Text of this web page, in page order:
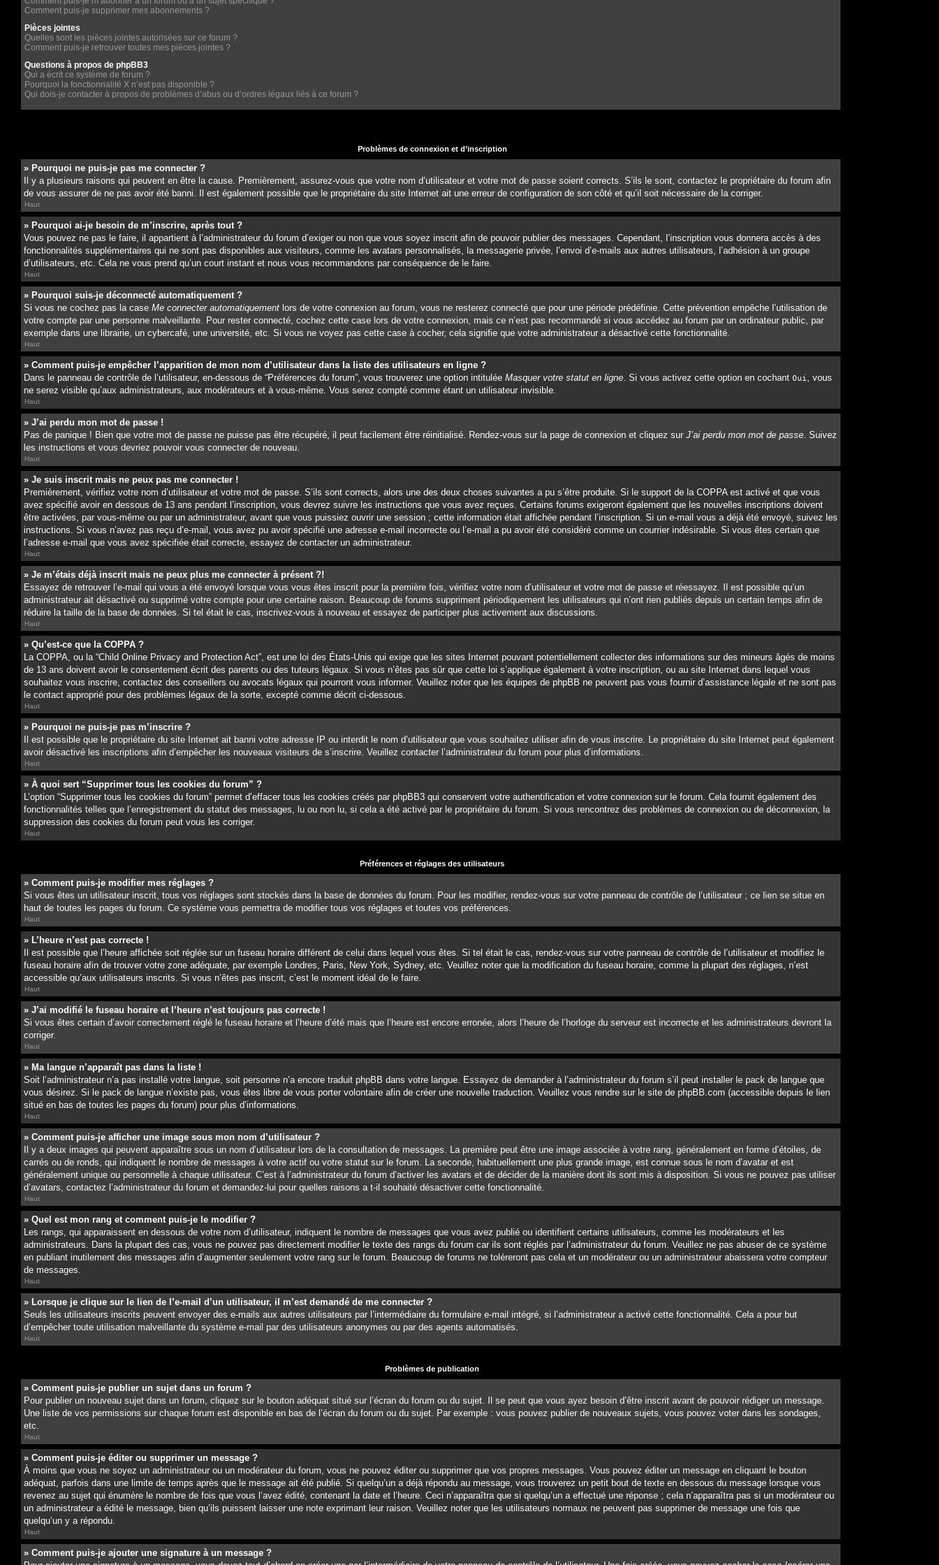
Comment puis-je supprimer mes abonnements ?
Pièces jointes
Quelles sont les pièces jointes autorisées sur ce forum ?
Comment puis-je retrouver toutes mes pièces jointes ?
Questions à propos de phpBB3
Qui a écrit ce système de forum ?
Pourquoi la fonctionnalité X n’est pas disponible ?
Qui dois-je contacter à propos de problèmes d’abus ou d’ordres légaux liés à ce forum ?
Problèmes de connexion et d’inscription
» Pourquoi ne puis-je pas me connecter ?
Il y a plusieurs raisons qui peuvent en être la cause. Premièrement, assurez-vous que votre nom d’utilisateur et votre mot de passe soient corrects. S’ils le sont, contactez le propriétaire du forum afin
de vous assurer de ne pas avoir été banni. Il est également possible que le propriétaire du site Internet ait une erreur de configuration de son côté et qu’il soit nécessaire de la corriger.
Haut
» Pourquoi ai-je besoin de m’inscrire, après tout ?
Vous pouvez ne pas le faire, il appartient à l’administrateur du forum d’exiger ou non que vous soyez inscrit afin de pouvoir publier des messages. Cependant, l’inscription vous donnera accès à des
fonctionnalités supplémentaires qui ne sont pas disponibles aux visiteurs, comme les avatars personnalisés, la messagerie privée, l’envoi d’e-mails aux autres utilisateurs, l’adhésion à un groupe
d’utilisateurs, etc. Cela ne vous prend qu’un court instant et nous vous recommandons par conséquence de le faire.
Haut
» Pourquoi suis-je déconnecté automatiquement ?
Si vous ne cochez pas la case Me connecter automatiquement lors de votre connexion au forum, vous ne resterez connecté que pour une période prédéfinie. Cette prévention empêche l’utilisation de
votre compte par une personne malveillante. Pour rester connecté, cochez cette case lors de votre connexion, mais ce n’est pas recommandé si vous accédez au forum par un ordinateur public, par
exemple dans une librairie, un cybercafé, une université, etc. Si vous ne voyez pas cette case à cocher, cela signifie que votre administrateur a désactivé cette fonctionnalité.
Haut
» Comment puis-je empêcher l’apparition de mon nom d’utilisateur dans la liste des utilisateurs en ligne ?
Dans le panneau de contrôle de l’utilisateur, en-dessous de “Préférences du forum”, vous trouverez une option intitulée Masquer votre statut en ligne. Si vous activez cette option en cochant Oui , vous
ne serez visible qu’aux administrateurs, aux modérateurs et à vous-même. Vous serez compté comme étant un utilisateur invisible.
Haut
» J’ai perdu mon mot de passe !
Pas de panique ! Bien que votre mot de passe ne puisse pas être récupéré, il peut facilement être réinitialisé. Rendez-vous sur la page de connexion et cliquez sur J’ai perdu mon mot de passe. Suivez
les instructions et vous devriez pouvoir vous connecter de nouveau.
Haut
» Je suis inscrit mais ne peux pas me connecter !
Premièrement, vérifiez votre nom d’utilisateur et votre mot de passe. S’ils sont corrects, alors une des deux choses suivantes a pu s’être produite. Si le support de la COPPA est activé et que vous
avez spécifié avoir en dessous de 13 ans pendant l’inscription, vous devrez suivre les instructions que vous avez reçues. Certains forums exigeront également que les nouvelles inscriptions doivent
être activées, par vous-même ou par un administrateur, avant que vous puissiez ouvrir une session ; cette information était affichée pendant l’inscription. Si un e-mail vous a déjà été envoyé, suivez les
instructions. Si vous n’avez pas reçu d’e-mail, vous avez pu avoir spécifié une adresse e-mail incorrecte ou l’e-mail a pu avoir été considéré comme un courrier indésirable. Si vous êtes certain que
l’adresse e-mail que vous avez spécifiée était correcte, essayez de contacter un administrateur.
Haut
» Je m’étais déjà inscrit mais ne peux plus me connecter à présent ?!
Essayez de retrouver l’e-mail qui vous a été envoyé lorsque vous vous êtes inscrit pour la première fois, vérifiez votre nom d’utilisateur et votre mot de passe et réessayez. Il est possible qu’un
administrateur ait désactivé ou supprimé votre compte pour une certaine raison. Beaucoup de forums suppriment périodiquement les utilisateurs qui n’ont rien publiés depuis un certain temps afin de
réduire la taille de la base de données. Si tel était le cas, inscrivez-vous à nouveau et essayez de participer plus activement aux discussions.
Haut
» Qu’est-ce que la COPPA ?
La COPPA, ou la “Child Online Privacy and Protection Act”, est une loi des États-Unis qui exige que les sites Internet pouvant potentiellement collecter des informations sur des mineurs âgés de moins
de 13 ans doivent avoir le consentement écrit des parents ou des tuteurs légaux. Si vous n’êtes pas sûr que cette loi s’applique également à votre inscription, ou au site Internet dans lequel vous
souhaitez vous inscrire, contactez des conseillers ou avocats légaux qui pourront vous informer. Veuillez noter que les équipes de phpBB ne peuvent pas vous fournir d’assistance légale et ne sont pas
le contact approprié pour des problèmes légaux de la sorte, excepté comme décrit ci-dessous.
Haut
» Pourquoi ne puis-je pas m’inscrire ?
Il est possible que le propriétaire du site Internet ait banni votre adresse IP ou interdit le nom d’utilisateur que vous souhaitez utiliser afin de vous inscrire. Le propriétaire du site Internet peut également
avoir désactivé les inscriptions afin d’empêcher les nouveaux visiteurs de s’inscrire. Veuillez contacter l’administrateur du forum pour plus d’informations.
Haut
» À quoi sert “Supprimer tous les cookies du forum” ?
L’option “Supprimer tous les cookies du forum” permet d’effacer tous les cookies créés par phpBB3 qui conservent votre authentification et votre connexion sur le forum. Cela fournit également des
fonctionnalités telles que l’enregistrement du statut des messages, lu ou non lu, si cela a été activé par le propriétaire du forum. Si vous rencontrez des problèmes de connexion ou de déconnexion, la
suppression des cookies du forum peut vous les corriger.
Haut
Préférences et réglages des utilisateurs
» Comment puis-je modifier mes réglages ?
Si vous êtes un utilisateur inscrit, tous vos réglages sont stockés dans la base de données du forum. Pour les modifier, rendez-vous sur votre panneau de contrôle de l’utilisateur ; ce lien se situe en
haut de toutes les pages du forum. Ce système vous permettra de modifier tous vos réglages et toutes vos préférences.
Haut
» L’heure n’est pas correcte !
Il est possible que l’heure affichée soit réglée sur un fuseau horaire différent de celui dans lequel vous êtes. Si tel était le cas, rendez-vous sur votre panneau de contrôle de l’utilisateur et modifiez le
fuseau horaire afin de trouver votre zone adéquate, par exemple Londres, Paris, New York, Sydney, etc. Veuillez noter que la modification du fuseau horaire, comme la plupart des réglages, n’est
accessible qu’aux utilisateurs inscrits. Si vous n’êtes pas inscrit, c’est le moment idéal de le faire.
Haut
» J’ai modifié le fuseau horaire et l’heure n’est toujours pas correcte !
Si vous êtes certain d’avoir correctement réglé le fuseau horaire et l’heure d’été mais que l’heure est encore erronée, alors l’heure de l’horloge du serveur est incorrecte et les administrateurs devront la
corriger.
Haut
» Ma langue n’apparaît pas dans la liste !
Soit l’administrateur n’a pas installé votre langue, soit personne n’a encore traduit phpBB dans votre langue. Essayez de demander à l’administrateur du forum s’il peut installer le pack de langue que
vous désirez. Si le pack de langue n’existe pas, vous êtes libre de vous porter volontaire afin de créer une nouvelle traduction. Veuillez vous rendre sur le site de phpBB.com (accessible depuis le lien
situé en bas de toutes les pages du forum) pour plus d’informations.
Haut
» Comment puis-je afficher une image sous mon nom d’utilisateur ?
Il y a deux images qui peuvent apparaître sous un nom d’utilisateur lors de la consultation de messages. La première peut être une image associée à votre rang, généralement en forme d’étoiles, de
carrés ou de ronds, qui indiquent le nombre de messages à votre actif ou votre statut sur le forum. La seconde, habituellement une plus grande image, est connue sous le nom d’avatar et est
généralement unique ou personnelle à chaque utilisateur. C’est à l’administrateur du forum d’activer les avatars et de décider de la manière dont ils sont mis à disposition. Si vous ne pouvez pas utiliser
d’avatars, contactez l’administrateur du forum et demandez-lui pour quelles raisons a t-il souhaité désactiver cette fonctionnalité.
Haut
» Quel est mon rang et comment puis-je le modifier ?
Les rangs, qui apparaissent en dessous de votre nom d’utilisateur, indiquent le nombre de messages que vous avez publié ou identifient certains utilisateurs, comme les modérateurs et les
administrateurs. Dans la plupart des cas, vous ne pouvez pas directement modifier le texte des rangs du forum car ils sont réglés par l’administrateur du forum. Veuillez ne pas abuser de ce système
en publiant inutilement des messages afin d’augmenter seulement votre rang sur le forum. Beaucoup de forums ne toléreront pas cela et un modérateur ou un administrateur abaissera votre compteur
de messages.
Haut
» Lorsque je clique sur le lien de l’e-mail d’un utilisateur, il m’est demandé de me connecter ?
Seuls les utilisateurs inscrits peuvent envoyer des e-mails aux autres utilisateurs par l’intermédiaire du formulaire e-mail intégré, si l’administrateur a activé cette fonctionnalité. Cela a pour but
d’empêcher toute utilisation malveillante du système e-mail par des utilisateurs anonymes ou par des agents automatisés.
Haut
Problèmes de publication
» Comment puis-je publier un sujet dans un forum ?
Pour publier un nouveau sujet dans un forum, cliquez sur le bouton adéquat situé sur l’écran du forum ou du sujet. Il se peut que vous ayez besoin d’être inscrit avant de pouvoir rédiger un message.
Une liste de vos permissions sur chaque forum est disponible en bas de l’écran du forum ou du sujet. Par exemple : vous pouvez publier de nouveaux sujets, vous pouvez voter dans les sondages,
etc.
Haut
» Comment puis-je éditer ou supprimer un message ?
À moins que vous ne soyez un administrateur ou un modérateur du forum, vous ne pouvez éditer ou supprimer que vos propres messages. Vous pouvez éditer un message en cliquant le bouton
adéquat, parfois dans une limite de temps après que le message ait été publié. Si quelqu’un a déjà répondu au message, vous trouverez un petit bout de texte en dessous du message lorsque vous
revenez au sujet qui énumère le nombre de fois que vous l’avez édité, contenant la date et l’heure. Ceci n’apparaîtra que si quelqu’un a effectué une réponse ; cela n’apparaîtra pas si un modérateur ou
un administrateur a édité le message, bien qu’ils puissent laisser une note exprimant leur raison. Veuillez noter que les utilisateurs normaux ne peuvent pas supprimer de message une fois que
quelqu’un y a répondu.
Haut
» Comment puis-je ajouter une signature à un message ?